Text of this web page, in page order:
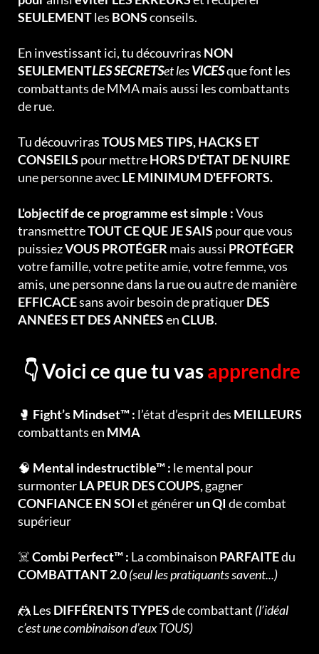
SEULEMENTles BONSconseils.
En investissant ici, tu découvriras NON
SEULEMENTLES SECRETSet lesVICESque font les
combattants de MMA mais aussi les combattants
de rue.
Tu découvrirasTOUS MES TIPS, HACKS ET
CONSEILS pour mettreHORS D'ÉTAT DE NUIRE
une personne avecLE MINIMUM D'EFFORTS.
L'objectif de ce programme est simple :Vous
transmettreTOUT CE QUE JE SAIS pour que vous
puissiezVOUS PROTÉGER mais aussi PROTÉGER
votre famille, votre petite amie, votre femme, vos
amis, une personne dans la rue ou autre de manière
EFFICACEsans avoir besoin de pratiquerDES
ANNÉES ET DES ANNÉESenCLUB.
👇 Voici ce que tu vasapprendre
🥊 Fight’s Mindset™ : l’état d’esprit des MEILLEURS
combattants en MMA
🧠 Mental indestructible™ : le mental pour
surmonterLA PEUR DES COUPS,gagner
CONFIANCE EN SOI et générerun QI de combat
supérieur
☠️Combi Perfect™ : La combinaison PARFAITEdu
COMBATTANT 2.0(seul les pratiquants savent...)
🤼 Les DIFFÉRENTS TYPESde combattant (l’idéal
c’est une combinaison d’eux TOUS)